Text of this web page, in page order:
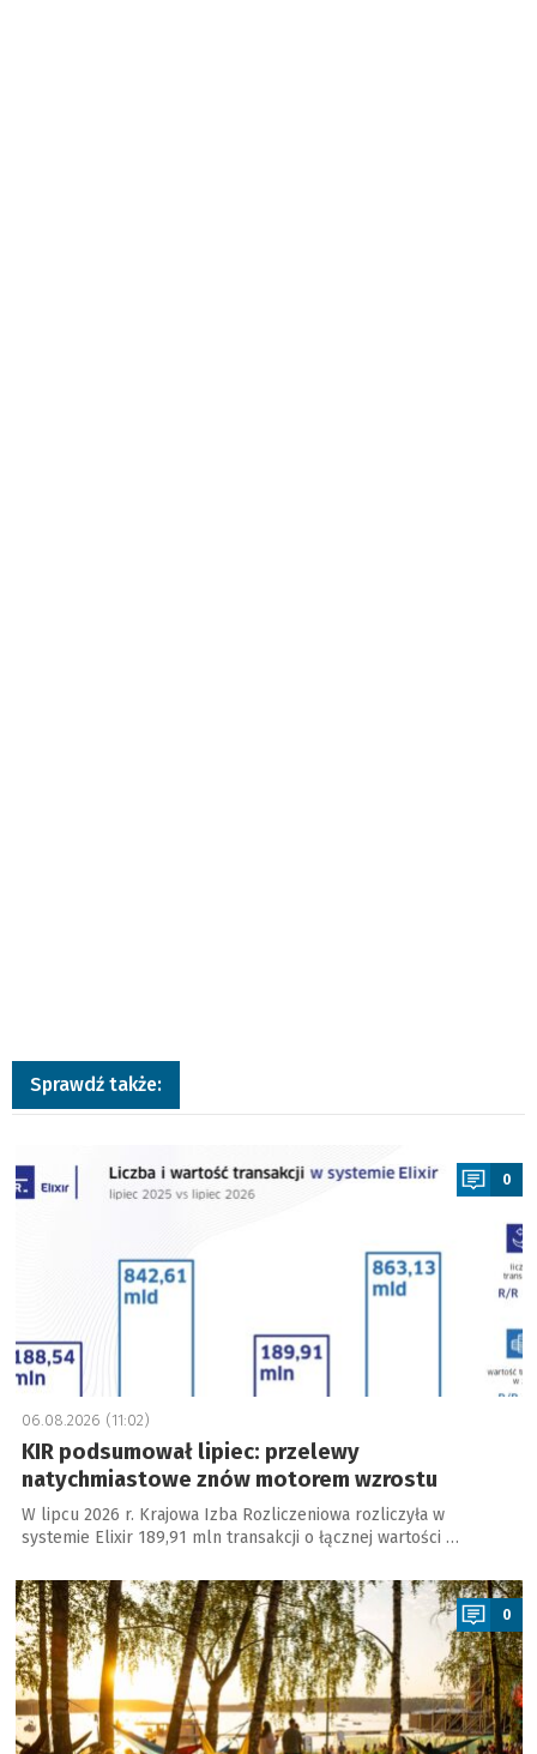
Sprawdź także:
0
06.08.2026 (11:02)
KIR podsumował lipiec: przelewy
natychmiastowe znów motorem wzrostu
W lipcu 2026 r. Krajowa Izba Rozliczeniowa rozliczyła w
systemie Elixir 189,91 mln transakcji o łącznej wartości …
a
0